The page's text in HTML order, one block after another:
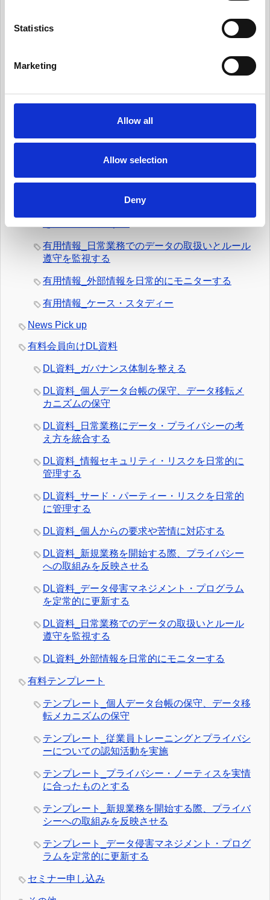
Statistics
Marketing
Allow all
Allow selection
Deny
ついての認知活動を実施
管理する
に管理する
有用情報_プライバシー・ノーティスを実情に合
有用情報_新規業務を開始する際、プライバシー
有用情報_日常業務でのデータの取扱いとルール
遵守を監視する
有用情報_外部情報を日常的にモニターする
有用情報_ケース・スタディー
News Pick up
有料会員向けDL資料
DL資料_ガバナンス体制を整える
DL資料_個人データ台帳の保守、データ移転メ
カニズムの保守
DL資料_日常業務にデータ・プライバシーの考
え方を統合する
DL資料_情報セキュリティ・リスクを日常的に
管理する
DL資料_サード・パーティー・リスクを日常的
に管理する
DL資料_個人からの要求や苦情に対応する
DL資料_新規業務を開始する際、プライバシー
への取組みを反映させる
DL資料_データ侵害マネジメント・プログラム
を定常的に更新する
DL資料_日常業務でのデータの取扱いとルール
遵守を監視する
DL資料_外部情報を日常的にモニターする
有料テンプレート
テンプレート_個人データ台帳の保守、データ移
転メカニズムの保守
テンプレート_従業員トレーニングとプライバシ
ーについての認知活動を実施
テンプレート_プライバシー・ノーティスを実情
に合ったものとする
テンプレート_新規業務を開始する際、プライバ
シーへの取組みを反映させる
テンプレート_データ侵害マネジメント・プログ
ラムを定常的に更新する
セミナー申し込み